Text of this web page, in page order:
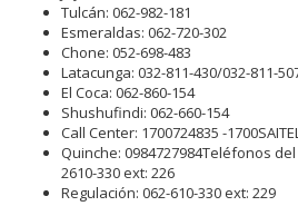
Tulcán: 062-982-181
Esmeraldas: 062-720-302
Chone: 052-698-483
Latacunga: 032-811-430/032-811-
El Coca: 062-860-154
Shushufindi: 062-660-154
Call Center: 1700724835 -
Quinche: 0984727984Teléfonos
2610-330 ext: 226
Regulación: 062-610-330 ext: 229